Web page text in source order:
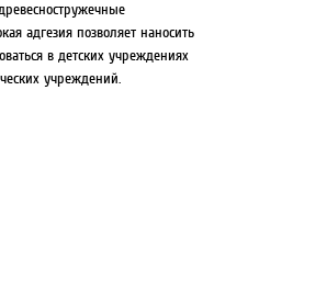
адгезия позволяет наносить
в детских учреждениях
учреждений.